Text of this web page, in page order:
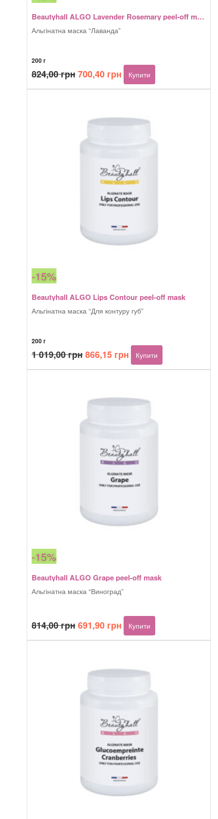
Beautyhall ALGO Lavender Rosemary peel-off mask
Альгінатна маска “Лаванда”
200 г
824,00грнОригінальна
ціна:
700,40 грнПоточна
ціна:
Купити
-15%
Beautyhall ALGO Lips Contour peel-off mask
Альгінатна маска “Для контуру губ”
200 г
1 019,00грн Оригінальна
ціна:
866,15 грнПоточна
ціна:
Купити
-15%
Beautyhall ALGO Grape peel-off mask
Альгінатна маска “Виноград”
814,00грнОригінальна
ціна:
691,90 грнПоточна
ціна:
Купити